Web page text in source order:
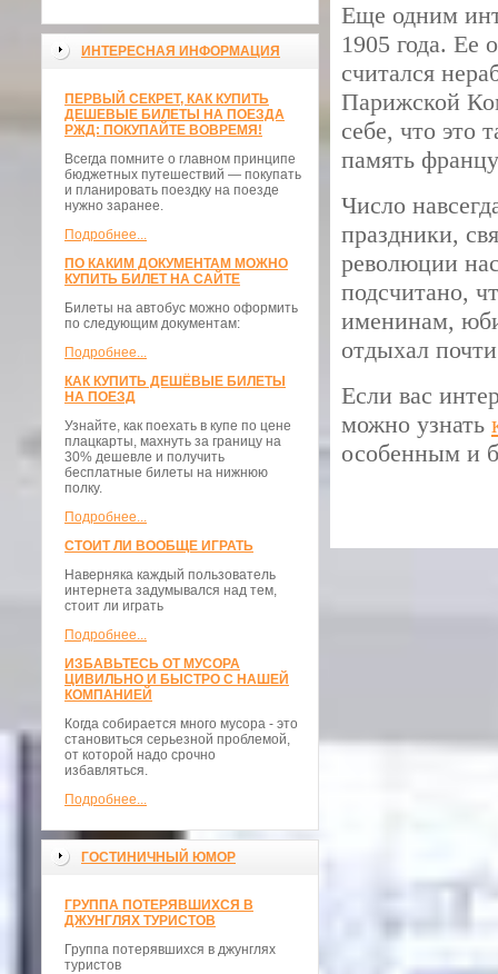
ИНТЕРЕСНАЯ ИНФОРМАЦИЯ
ПЕРВЫЙ СЕКРЕТ, КАК КУПИТЬ
ДЕШЕВЫЕ БИЛЕТЫ НА ПОЕЗДА
РЖД: ПОКУПАЙТЕ ВОВРЕМЯ!
Всегда помните о главном принципе
бюджетных путешествий — покупать
и планировать поездку на поезде
нужно заранее.
Подробнее...
ПО КАКИМ ДОКУМЕНТАМ МОЖНО
КУПИТЬ БИЛЕТ НА САЙТЕ
Билеты на автобус можно оформить
по следующим документам:
Подробнее...
КАК КУПИТЬ ДЕШЁВЫЕ БИЛЕТЫ
НА ПОЕЗД
Узнайте, как поехать в купе по цене
плацкарты, махнуть за границу на
30% дешевле и получить
бесплатные билеты на нижнюю
полку.
Подробнее...
СТОИТ ЛИ ВООБЩЕ ИГРАТЬ
Наверняка каждый пользователь
интернета задумывался над тем,
стоит ли играть
Подробнее...
ИЗБАВЬТЕСЬ ОТ МУСОРА
ЦИВИЛЬНО И БЫСТРО С НАШЕЙ
КОМПАНИЕЙ
Когда собирается много мусора - это
становиться серьезной проблемой,
от которой надо срочно
избавляться.
Подробнее...
ГОСТИНИЧНЫЙ ЮМОР
ГРУППА ПОТЕРЯВШИХСЯ В
ДЖУНГЛЯХ ТУРИСТОВ
Группа потерявшихся в джунглях
туристов
Еще одним
1905 года. Ее
считался
Парижской
себе, что это
память
Число
праздники,
революции
подсчитано,
именинам,
отдыхал
Если вас
можно узнать
особенным и